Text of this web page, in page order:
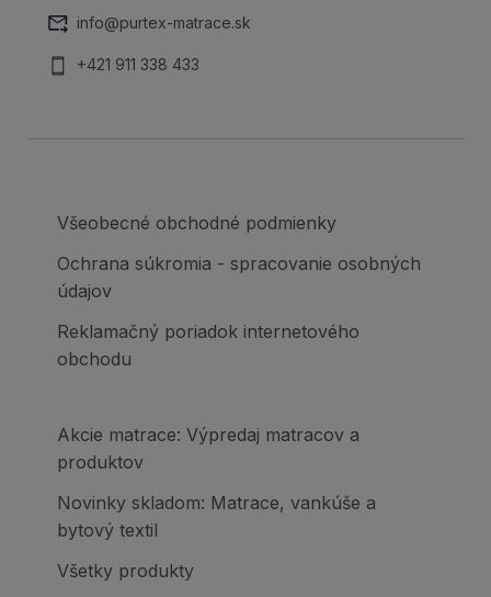
info@purtex-matrace.sk
+421 911 338 433
Všeobecné obchodné podmienky
Ochrana súkromia - spracovanie osobných
údajov
Reklamačný poriadok internetového
obchodu
Akcie matrace: Výpredaj matracov a
produktov
Novinky skladom: Matrace, vankúše a
bytový textil
Všetky produkty